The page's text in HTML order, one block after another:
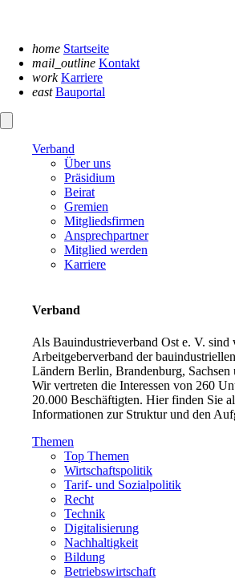
home Startseite
mail_outline Kontakt
work Karriere
east Bauportal
Verband
Über uns
Präsidium
Beirat
Gremien
Mitgliedsfirmen
Ansprechpartner
Mitglied werden
Karriere
Verband
Als Bauindustrieverband Ost e. V. sind
Arbeitgeberverband der
Ländern Berlin, Brandenburg, Sachsen
Wir vertreten die Interessen von 260
20.000 Beschäftigten. Hier finden Sie
Informationen zur Struktur und den
Themen
Top Themen
Wirtschaftspolitik
Tarif- und Sozialpolitik
Recht
Technik
Digitalisierung
Nachhaltigkeit
Bildung
Betriebswirtschaft